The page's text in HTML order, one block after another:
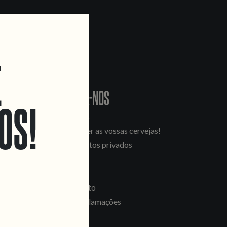
CONTACTA-NOS
Informações
Quero vender as vossas cervejas!
Tours e eventos privados
Recrutamento
Livro de Reclamações